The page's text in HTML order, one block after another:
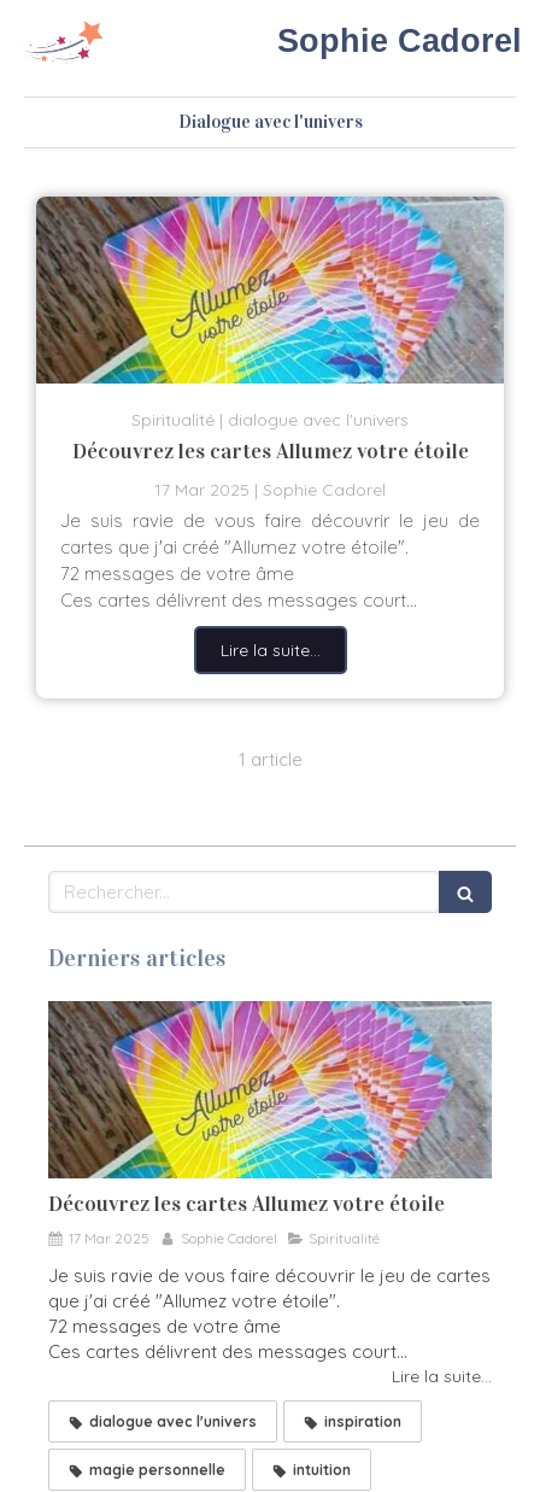
Sophie Cadorel
Dialogue avec l'univers
Spiritualité dialogue avec l'univers
Découvrez les cartes Allumez votre étoile
17 Mar 2025 Sophie Cadorel
Je suis ravie de vous faire découvrir le jeu de
cartes que j'ai créé "Allumez votre étoile".
72 messages de votre âme
Ces cartes délivrent des messages court...
Lire la suite...
1 article
Rechercher
Derniers articles
Découvrez les cartes Allumez votre étoile
17 Mar 2025 Sophie Cadorel Spiritualité
Je suis ravie de vous faire découvrir le jeu de cartes
que j'ai créé "Allumez votre étoile".
72 messages de votre âme
Ces cartes délivrent des messages court...
Lire la suite...
dialogue avec l'univers inspiration
magie personnelle intuition